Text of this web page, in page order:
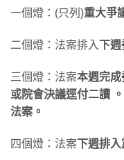
一個燈：(只列)重大爭
二個燈：法案排入 下週
三個燈：法案本週完成
或院會決議逕付二讀
法案。
四個燈：法案下週排